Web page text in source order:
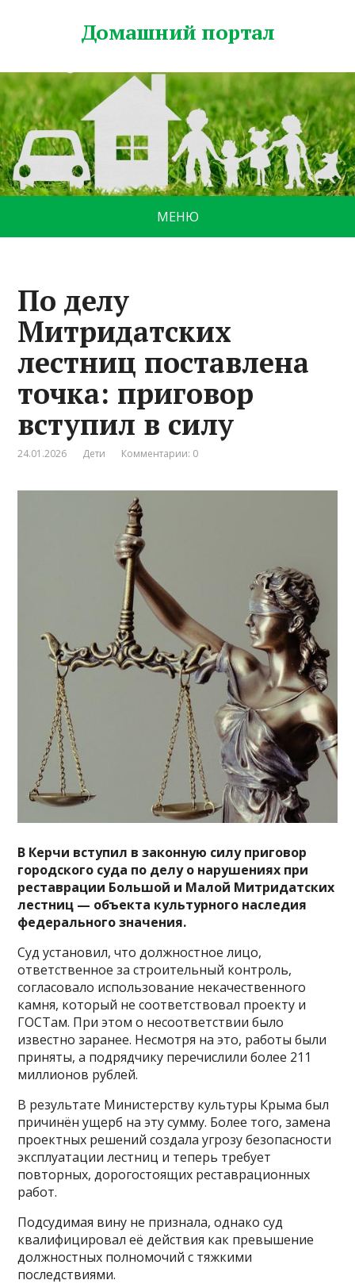
Домашний портал
МЕНЮ
По делу
Митридатских
лестниц поставлена
точка: приговор
вступил в силу
24.01.2026 Дети Комментарии: 0
В Керчи вступил в законную силу приговор
городского суда по делу о нарушениях при
реставрации Большой и Малой Митридатских
лестниц — объекта культурного наследия
федерального значения.
Суд установил, что должностное лицо,
ответственное за строительный контроль,
согласовало использование некачественного
камня, который не соответствовал проекту и
ГОСТам. При этом о несоответствии было
известно заранее. Несмотря на это, работы были
приняты, а подрядчику перечислили более 211
миллионов рублей.
В результате Министерству культуры Крыма был
причинён ущерб на эту сумму. Более того, замена
проектных решений создала угрозу безопасности
эксплуатации лестниц и теперь требует
повторных, дорогостоящих реставрационных
работ.
Подсудимая вину не признала, однако суд
квалифицировал её действия как превышение
должностных полномочий с тяжкими
последствиями.